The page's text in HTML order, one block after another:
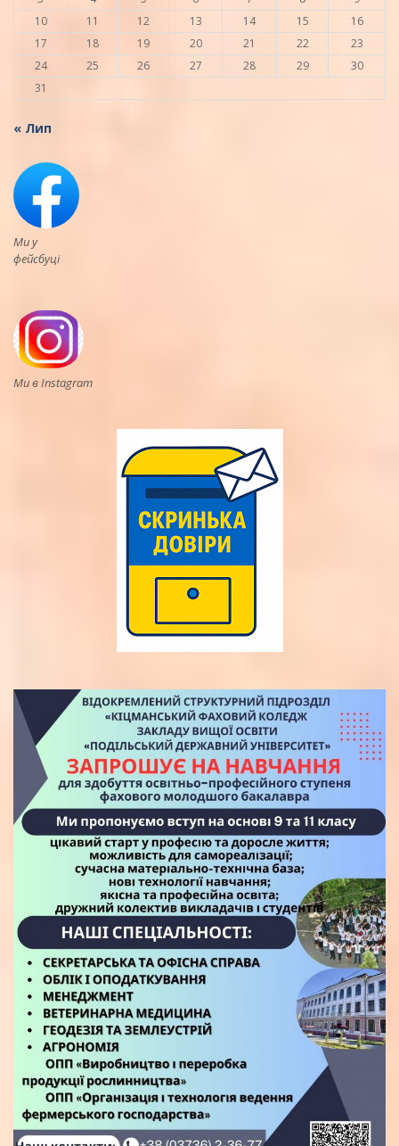
10
11 12 13 14 15
16
17
18 19 20 21 22
23
24
25 26 27 28 29
30
31
« Лип
Ми у
фейсбуці
Ми в Instagram